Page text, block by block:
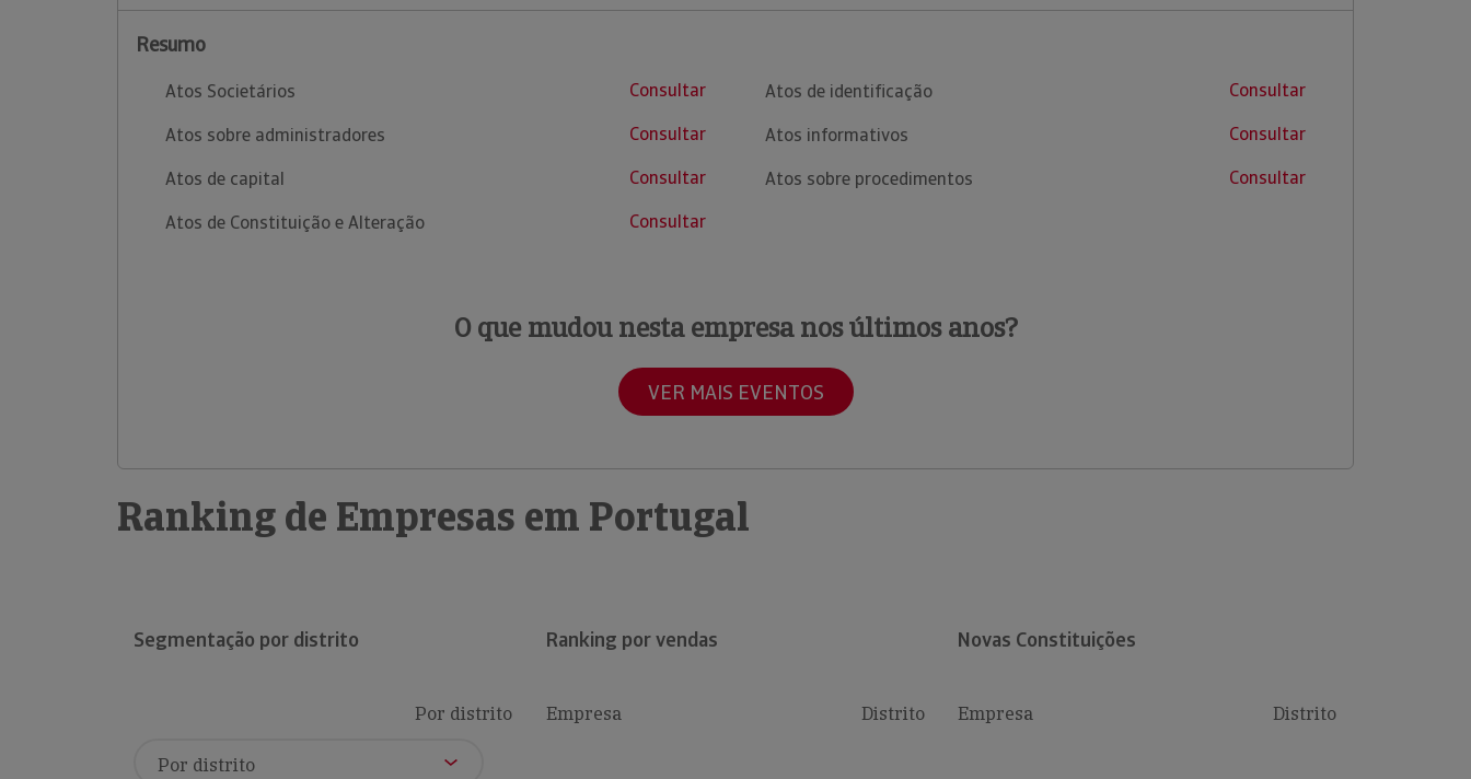
Resumo
Atos Societários
Consultar
Atos sobre administradores
Consultar
Atos de capital
Consultar
Atos de Constituição e Alteração
Consultar
Atos de identificação
Consultar
Atos informativos
Consultar
Atos sobre procedimentos
Consultar
O que mudou nesta empresa nos últimos anos?
VER MAIS EVENTOS
Ranking de Empresas em Portugal
Segmentação por distrito
Por distrito
Ranking por vendas
Empresa Distrito
Novas Constituições
Empresa Distrito